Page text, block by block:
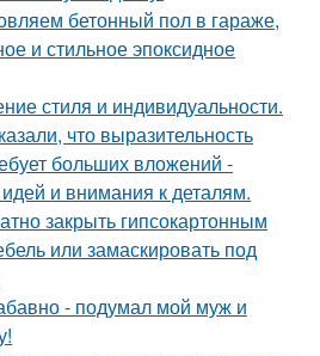
бетонный пол в гараже,
и стильное эпоксидное
стиля и индивидуальности.
что выразительность
больших вложений -
и внимания к деталям.
закрыть гипсокартонным
или замаскировать под
- подумал мой муж и